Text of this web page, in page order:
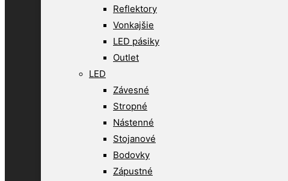
Reflektory
Vonkajšie
LED pásiky
Outlet
LED
Závesné
Stropné
Nástenné
Stojanové
Bodovky
Zápustné